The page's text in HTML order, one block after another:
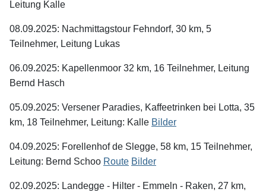
Leitung Kalle
08.09.2025: Nachmittagstour Fehndorf, 30 km, 5
Teilnehmer, Leitung Lukas
06.09.2025: Kapellenmoor 32 km, 16 Teilnehmer, Leitung
Bernd Hasch
05.09.2025: Versener Paradies, Kaffeetrinken bei Lotta, 35
km, 18 Teilnehmer, Leitung: Kalle Bilder
04.09.2025: Forellenhof de Slegge, 58 km, 15 Teilnehmer,
Leitung: Bernd Schoo Route Bilder
02.09.2025: Landegge - Hilter - Emmeln - Raken, 27 km,